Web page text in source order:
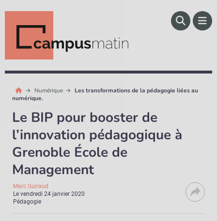
Numérique
Les transformations de la pédagogie liées au
numérique.
Le BIP pour booster de
l’innovation pédagogique à
Grenoble École de
Management
Marc Guiraud
Levendredi 24 janvier 2020
Pédagogie